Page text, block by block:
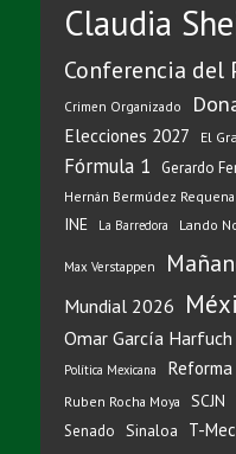
Claudia
Conferencia del
Crimen Organizado
Elecciones 2027 El
Fórmula 1 Gerardo
Hernán Bermúdez Requena
INE La Barredora Lando
Max Verstappen
Mundial 2026
Omar García Harfuch
Política Mexicana
Ruben Rocha Moya
SCJN
Senado Sinaloa T-Mec